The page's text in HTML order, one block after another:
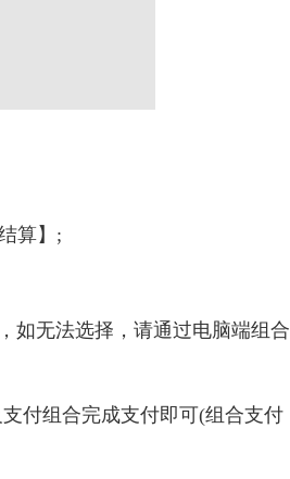
算】;
如无法选择，请通过电脑端组合
付组合完成支付即可(组合支付